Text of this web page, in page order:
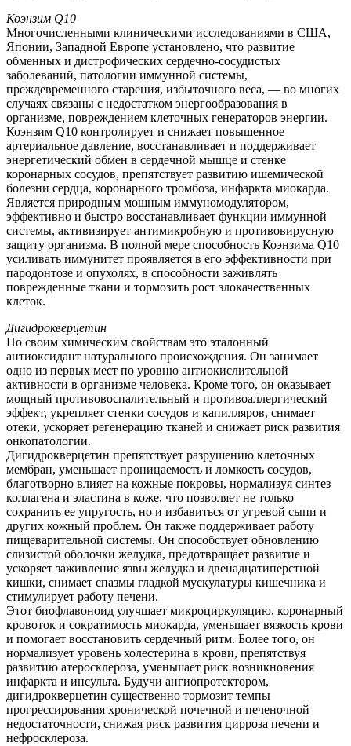
Коэнзим Q10
Многочисленными клиническими исследованиями в США,
Японии, Западной Европе установлено, что развитие
обменных и дистрофических сердечно-сосудистых
заболеваний, патологии иммунной системы,
преждевременного старения, избыточного веса, — во многих
случаях связаны с недостатком энергообразования в
организме, повреждением клеточных генераторов энергии.
Коэнзим Q10 контролирует и снижает повышенное
артериальное давление, восстанавливает и поддерживает
энергетический обмен в сердечной мышце и стенке
коронарных сосудов, препятствует развитию ишемической
болезни сердца, коронарного тромбоза, инфаркта миокарда.
Является природным мощным иммуномодулятором,
эффективно и быстро восстанавливает функции иммунной
системы, активизирует антимикробную и противовирусную
защиту организма. В полной мере способность Коэнзима Q10
усиливать иммунитет проявляется в его эффективности при
пародонтозе и опухолях, в способности заживлять
поврежденные ткани и тормозить рост злокачественных
клеток.
Дигидрокверцетин
По своим химическим свойствам это эталонный
антиоксидант натурального происхождения. Он занимает
одно из первых мест по уровню антиокислительной
активности в организме человека. Кроме того, он оказывает
мощный противовоспалительный и противоаллергический
эффект, укрепляет стенки сосудов и капилляров, снимает
отеки, ускоряет регенерацию тканей и снижает риск развития
онкопатологии.
Дигидрокверцетин препятствует разрушению клеточных
мембран, уменьшает проницаемость и ломкость сосудов,
благотворно влияет на кожные покровы, нормализуя синтез
коллагена и эластина в коже, что позволяет не только
сохранить ее упругость, но и избавиться от угревой сыпи и
других кожный проблем. Он также поддерживает работу
пищеварительной системы. Он способствует обновлению
слизистой оболочки желудка, предотвращает развитие и
ускоряет заживление язвы желудка и двенадцатиперстной
кишки, снимает спазмы гладкой мускулатуры кишечника и
стимулирует работу печени.
Этот биофлавоноид улучшает микроциркуляцию, коронарный
кровоток и сократимость миокарда, уменьшает вязкость крови
и помогает восстановить сердечный ритм. Более того, он
нормализует уровень холестерина в крови, препятствуя
развитию атеросклероза, уменьшает риск возникновения
инфаркта и инсульта. Будучи ангиопротектором,
дигидрокверцетин существенно тормозит темпы
прогрессирования хронической почечной и печеночной
недостаточности, снижая риск развития цирроза печени и
нефросклероза.